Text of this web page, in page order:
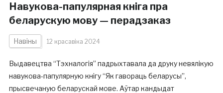
Навукова-папулярная кніга пра
беларускую мову — перадзаказ
Навіны 12 красавіка 2024
Выдавецтва “Тэхналогія” падрыхтавала да друку невялікую
навукова-папулярную кнігу “Як гавораць беларусы”,
прысвечаную беларускай мове. Аўтар кандыдат